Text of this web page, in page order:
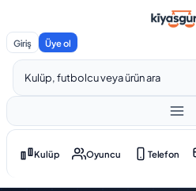
Giriş Üye ol
Kulüp Oyuncu Telefon